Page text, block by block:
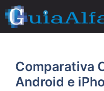
Saltar
al
contenido
Comparativa
Android e